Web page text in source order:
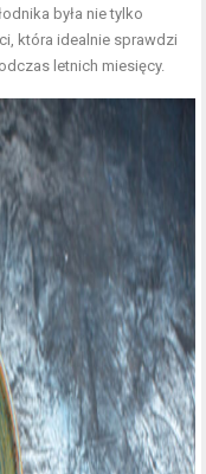
była nie tylko
która idealnie sprawdzi
letnich miesięcy.